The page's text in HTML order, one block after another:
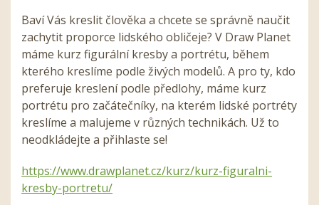
Baví Vás kreslit člověka a chcete se správně naučit
zachytit proporce lidského obličeje? V Draw Planet
máme kurz figurální kresby a portrétu, během
kterého kreslíme podle živých modelů. A pro ty, kdo
preferuje kreslení podle předlohy, máme kurz
portrétu pro začátečníky, na kterém lidské portréty
kreslíme a malujeme v různých technikách. Už to
neodkládejte a přihlaste se!
https://www.drawplanet.cz/kurz/kurz-figuralni-
kresby-portretu/